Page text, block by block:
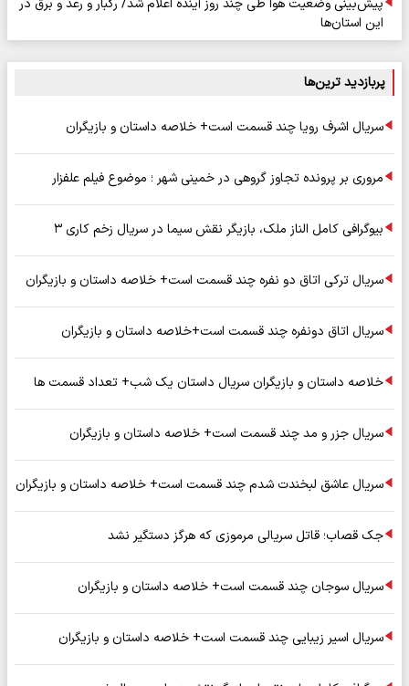
پیش‌بینی وضعیت هوا طی چند روز آینده اعلام شد/ رگبار و رعد و برق در
این استان‌ها
پربازدید ترین‌ها
سریال اشرف رویا چند قسمت است+ خلاصه داستان و بازیگران
مروری بر پرونده تجاوز گروهی در خمینی شهر ؛ موضوع فیلم علفزار
بیوگرافی کامل الناز ملک، بازیگر نقش سیما در سریال زخم کاری ۳
سریال ترکی اتاق دو نفره چند قسمت است+ خلاصه داستان و بازیگران
سریال اتاق دونفره چند قسمت است+خلاصه داستان و بازیگران
خلاصه داستان و بازیگران سریال داستان یک شب+ تعداد قسمت ها
سریال جزر و مد چند قسمت است+ خلاصه داستان و بازیگران
سریال عاشق لبخندت شدم چند قسمت است+ خلاصه داستان و بازیگران
جک قصاب؛ قاتل سریالی مرموزی که هرگز دستگیر نشد
سریال سوجان چند قسمت است+ خلاصه داستان و بازیگران
سریال اسیر زیبایی چند قسمت است+ خلاصه داستان و بازیگران